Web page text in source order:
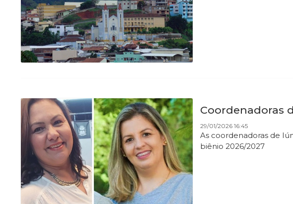
Coordenadoras
29/01/2026 16:45
As coordenadoras de
biênio 2026/2027